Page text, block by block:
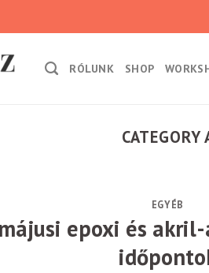
RÓLUNK SHOP
CATEGORY
EGYÉB
epoxi és